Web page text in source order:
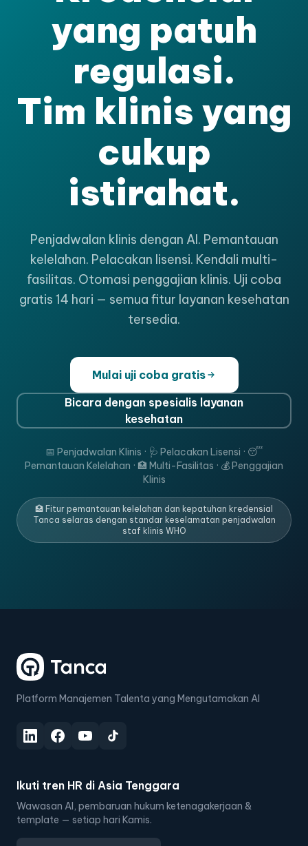
yang patuh
regulasi.
Tim klinis yang
cukup
istirahat.
Penjadwalan klinis dengan AI. Pemantauan
kelelahan. Pelacakan lisensi. Kendali multi-
fasilitas. Otomasi penggajian klinis. Uji coba
gratis 14 hari — semua fitur layanan kesehatan
tersedia.
Mulai uji coba gratis
Bicara dengan spesialis layanan
kesehatan
📅 Penjadwalan Klinis · 🩺 Pelacakan Lisensi · 😴
Pemantauan Kelelahan · 🏥 Multi-Fasilitas · 💰 Penggajian
Klinis
🏥 Fitur pemantauan kelelahan dan kepatuhan kredensial
Tanca selaras dengan standar keselamatan penjadwalan
staf klinis WHO
Platform Manajemen Talenta yang Mengutamakan AI
Ikuti tren HR di Asia Tenggara
Wawasan AI, pembaruan hukum ketenagakerjaan &
template — setiap hari Kamis.